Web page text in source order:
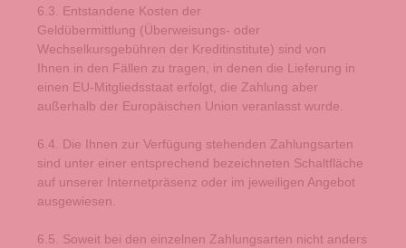
6.3. Entstandene Kosten der
Geldübermittlung (Überweisungs- oder
Wechselkursgebühren der Kreditinstitute) sind von
Ihnen in den Fällen zu tragen, in denen die Lieferung in
einen EU-Mitgliedsstaat erfolgt, die Zahlung aber
außerhalb der Europäischen Union veranlasst wurde.
6.4. Die Ihnen zur Verfügung stehenden Zahlungsarten
sind unter einer entsprechend bezeichneten Schaltfläche
auf unserer Internetpräsenz oder im jeweiligen Angebot
ausgewiesen.
6.5. Soweit bei den einzelnen Zahlungsarten nicht anders